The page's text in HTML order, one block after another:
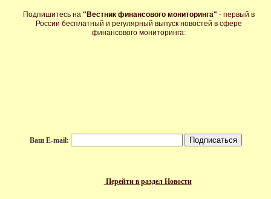
Подпишитесь на "Вестник финансового мониторинга" - первый в
России бесплатный и регулярный выпуск новостей в сфере
финансового мониторинга:
Ваш E-mail:
Перейти в раздел Новости